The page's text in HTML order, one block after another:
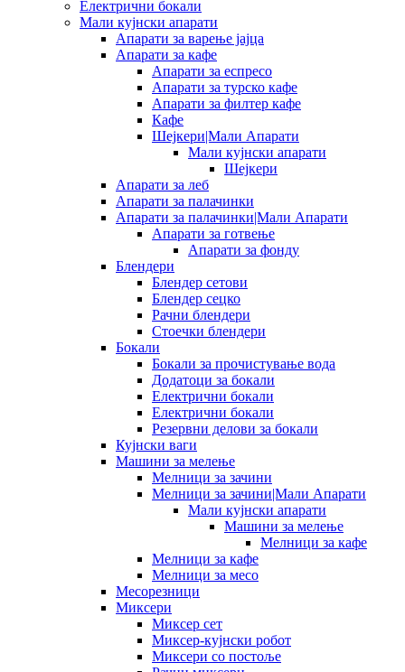
Електрични бокали
Мали кујнски апарати
Апарати за варење јајца
Апарати за кафе
Апарати за еспресо
Апарати за турско кафе
Апарати за филтер кафе
Кафе
Шејкери|Мали Апарати
Мали кујнски апарати
Шејкери
Апарати за леб
Апарати за палачинки
Апарати за палачинки|Мали Апарати
Апарати за готвење
Апарати за фонду
Блендери
Блендер сетови
Блендер сецко
Рачни блендери
Стоечки блендери
Бокали
Бокали за прочистување вода
Додатоци за бокали
Електрични бокали
Електрични бокали
Резервни делови за бокали
Кујнски ваги
Машини за мелење
Мелници за зачини
Мелници за зачини|Мали Апарати
Мали кујнски апарати
Машини за мелење
Мелници за кафе
Мелници за кафе
Мелници за месо
Месорезници
Миксери
Миксер сет
Миксер-кујнски робот
Миксери со постоље